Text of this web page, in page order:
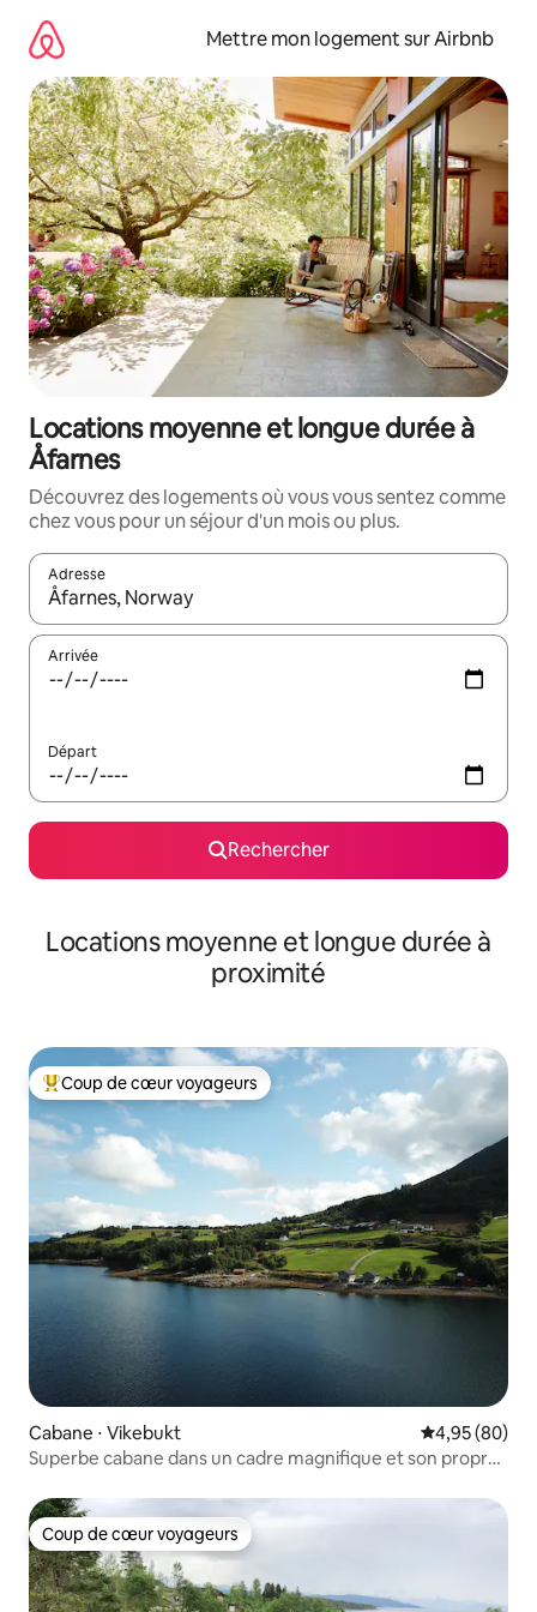
directement
contenu
Mettre mon logement sur Airbnb
Locations moyenne et longue durée à
Åfarnes
Découvrez des logements où vous vous sentez comme
chez vous pour un séjour d'un mois ou plus.
Adresse
Lorsque les résultats s'affichent, utilisez les flèches vers le
Arrivée
Départ
Rechercher
Locations moyenne et longue durée à
proximité
Coups de cœur voyageurs les plus appréciés
Coup de cœur voyageurs
Cabane ⋅ Vikebukt Évaluation
4,95 (80)
Superbe cabane dans un cadre magnifique et son propre
Coup de cœur voyageurs
Coup de cœur voyageurs